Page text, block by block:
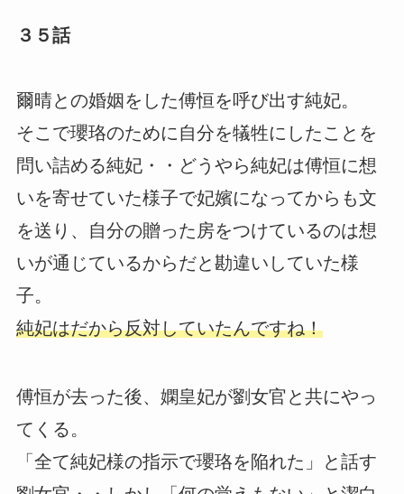
３５話
爾晴との婚姻をした傅恒を呼び出す純妃。
そこで瓔珞のために自分を犠牲にしたことを
問い詰める純妃・・どうやら純妃は傅恒に想
いを寄せていた様子で妃嬪になってからも文
を送り、自分の贈った房をつけているのは想
いが通じているからだと勘違いしていた様
子。
純妃はだから反対していたんですね！
傅恒が去った後、嫻皇妃が劉女官と共にやっ
てくる。
「全て純妃様の指示で瓔珞を陥れた」と話す